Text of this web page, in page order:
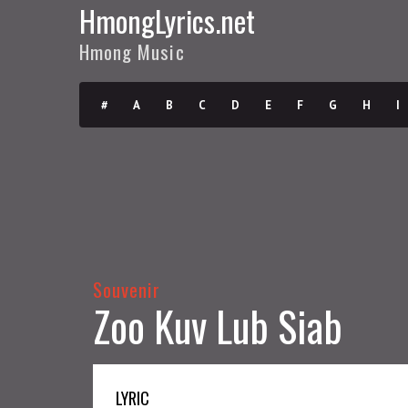
HmongLyrics.net
Hmong Music
# A B C D E F G H I
Souvenir
Zoo Kuv Lub Siab
LYRIC